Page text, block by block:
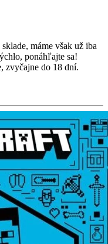
máme však už iba
ponáhľajte sa!
zvyčajne do 18 dní.